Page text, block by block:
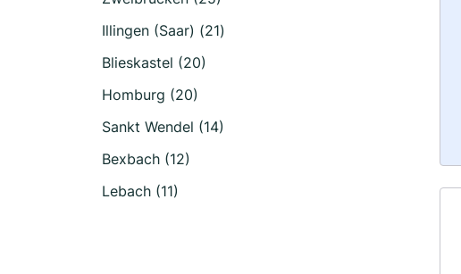
Illingen (Saar) (21)
Blieskastel (20)
Homburg (20)
Sankt Wendel (14)
Bexbach (12)
Lebach (11)